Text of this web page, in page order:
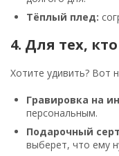
Тёплый плед:
4. Для тех,
Хотите удивить? Вот
Гравировка на
персональным.
Подарочный
выберет, что ему